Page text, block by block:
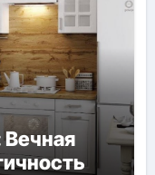
Вечная